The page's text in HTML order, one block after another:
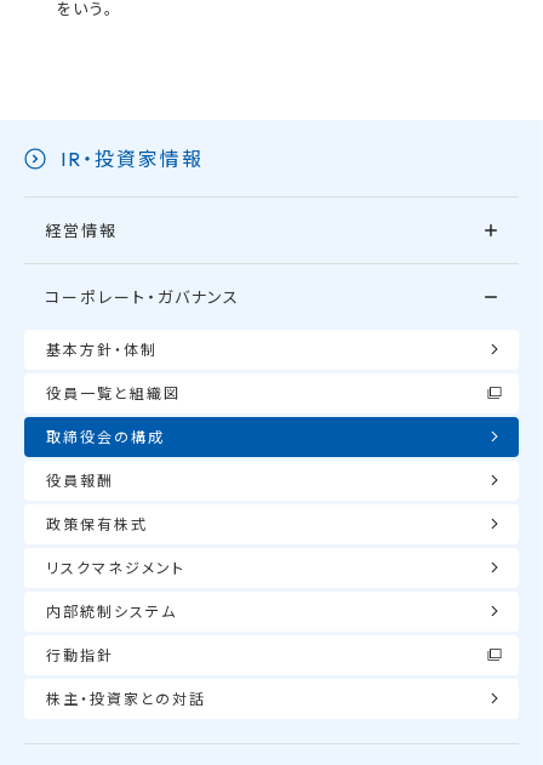
をいう。
IR・投資家情報
経営情報
コーポレート・ガバナンス
基本方針・体制
役員一覧と組織図
取締役会の構成
役員報酬
政策保有株式
リスクマネジメント
内部統制システム
行動指針
株主・投資家との対話